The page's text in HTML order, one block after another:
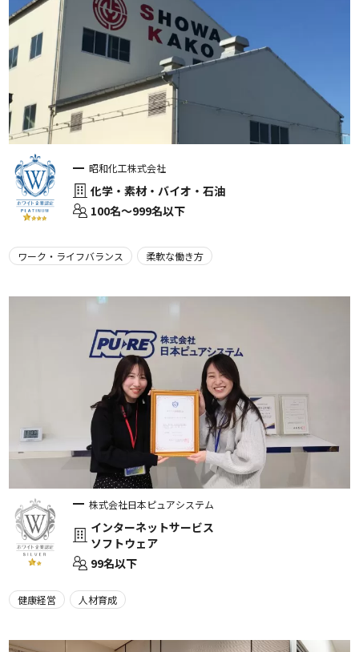
昭和化工株式会社
化学・素材・バイオ・石油
100名〜999名以下
ワーク・ライフバランス 柔軟な働き方
株式会社日本ピュアシステム
インターネットサービス
ソフトウェア
99名以下
健康経営 人材育成